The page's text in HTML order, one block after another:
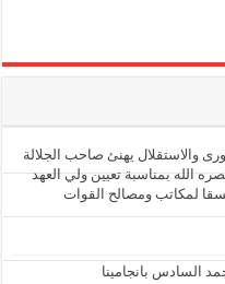
والاستقلال يهنئ صاحب الجلالة
الله بمناسبة تعيين ولي العهد
لمكاتب ومصالح القوات
السادس بانجامينا